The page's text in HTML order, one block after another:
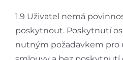
1.9 Uživatel nemá
poskytnout. Poskytnutí
nutným požadavkem pro